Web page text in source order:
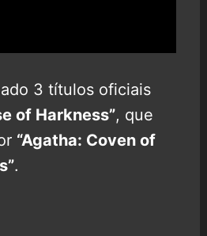
3 títulos oficiais
of Harkness”, que
“Agatha: Coven of
.